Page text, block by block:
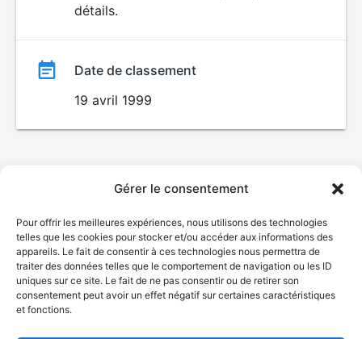
Gérer le consentement
Pour offrir les meilleures expériences, nous utilisons des technologies
telles que les cookies pour stocker et/ou accéder aux informations des
appareils. Le fait de consentir à ces technologies nous permettra de
traiter des données telles que le comportement de navigation ou les ID
uniques sur ce site. Le fait de ne pas consentir ou de retirer son
consentement peut avoir un effet négatif sur certaines caractéristiques
et fonctions.
détails.
Date de classement
19 avril 1999